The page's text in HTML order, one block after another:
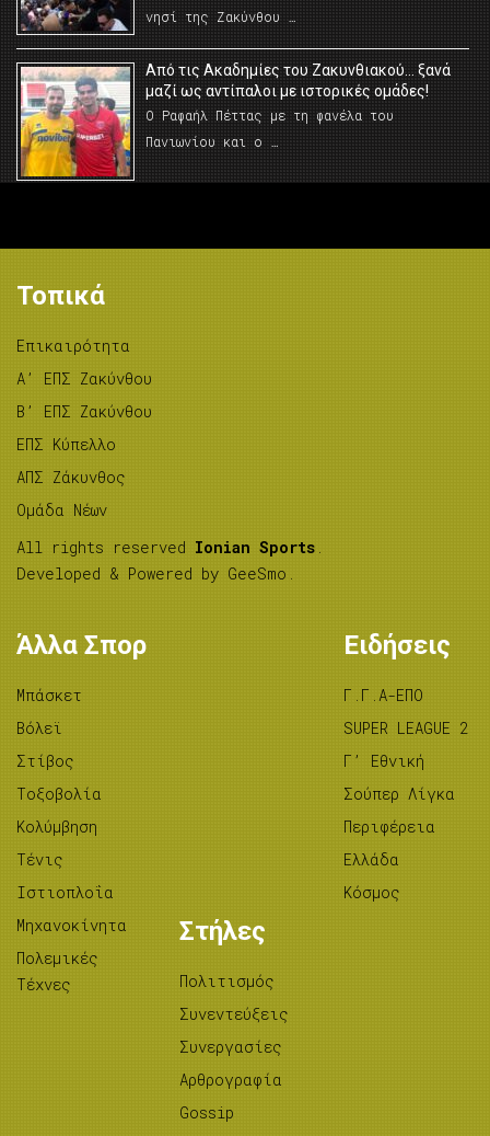
νησί της Ζακύνθου …
Από τις Ακαδημίες του Ζακυνθιακού… ξανά
μαζί ως αντίπαλοι με ιστορικές ομάδες!
Ο Ραφαήλ Πέττας με τη φανέλα του
Πανιωνίου και ο …
Τοπικά
Επικαιρότητα
A’ ΕΠΣ Ζακύνθου
B’ ΕΠΣ Ζακύνθου
ΕΠΣ Κύπελλο
ΑΠΣ Ζάκυνθος
Ομάδα Νέων
All rights reserved Ionian Sports
Developed & Powered by GeeSmo
Άλλα Σπορ
Μπάσκετ
Βόλεϊ
Στίβος
Tοξοβολία
Κολύμβηση
Τένις
Ιστιοπλοΐα
Μηχανοκίνητα
Πολεμικές
Τέχνες
Ειδήσεις
Γ.Γ.Α-ΕΠΟ
SUPER LEAGUE 2
Γ’ Εθνική
Σούπερ Λίγκα
Περιφέρεια
Ελλάδα
Κόσμος
Στήλες
Πολιτισμός
Συνεντεύξεις
Συνεργασίες
Αρθρογραφία
Gossip